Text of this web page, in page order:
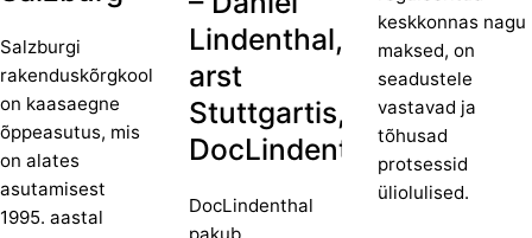
keskkonnas nagu
maksed, on
seadustele
vastavad ja
tõhusad
protsessid
üliolulised.
Lindenthal,
arst
Stuttgartis,
DocLindenthal
DocLindenthal
Salzburgi
rakenduskõrgkool
on kaasaegne
õppeasutus, mis
on alates
asutamisest
1995. aastal